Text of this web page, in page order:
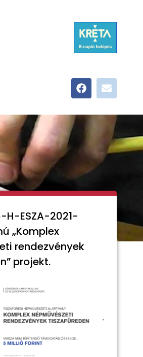
H-ESZA-2021-
„Komplex
rendezvények
projekt.